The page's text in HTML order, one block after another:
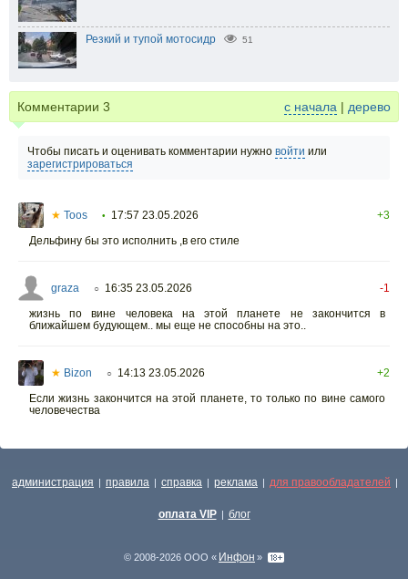
Резкий и тупой мотосидр 51
Комментарии 3 с начала | дерево
Чтобы писать и оценивать комментарии нужно войти или
зарегистрироваться
★ Toos • 17:57 23.05.2026
+3
Дельфину бы это исполнить ,в его стиле
graza ○ 16:35 23.05.2026
-1
жизнь по вине человека на этой планете не закончится в
ближайшем будующем.. мы еще не способны на это..
★ Bizon ○ 14:13 23.05.2026
+2
Если жизнь закончится на этой планете, то только по вине самого
человечества
администрация | правила | справка | реклама | для правообладателей |
оплата VIP | блог
© 2008-2026 ООО « Инфон »